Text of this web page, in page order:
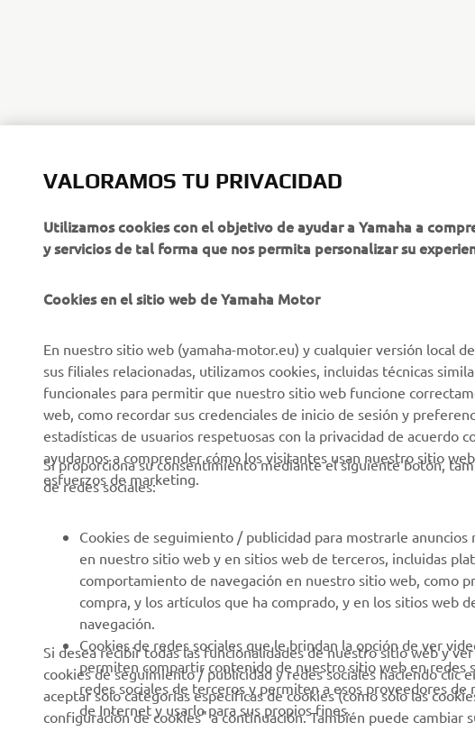
Sobre nosotros
Eventos
Catálogos
Conviértase en
Política de derechos
humanos
Política Básica de
Sostenibilidad
Canal de denuncias
Informe Público País por
País
NEO's Delivery
Golf / Buggys B2B
Equipos de Intervención
Autoescuelas
Robotics
Portal de Información
técnica para reparadores
independientes
Ficha de datos de
VALORAMOS TU PRIVACIDAD
Utilizamos cookies con el objetivo de ayudar a Yamaha a
y servicios de tal forma que nos permita personalizar su
Cookies en el sitio web de Yamaha Motor
En nuestro sitio web (yamaha-motor.eu) y cualquier versión local
sus filiales relacionadas, utilizamos cookies, incluidas técnicas
funcionales para permitir que nuestro sitio web funcione
web, como recordar sus credenciales de inicio de sesión y
estadísticas de usuarios respetuosas con la privacidad de acuerdo
ayudarnos a comprender cómo los visitantes usan nuestro sitio
esfuerzos de marketing.
Si proporciona su consentimiento mediante el siguiente botón,
de redes sociales:
Cookies de seguimiento / publicidad para mostrarle
en nuestro sitio web y en sitios web de terceros, incluidas
comportamiento de navegación en nuestro sitio web, como
compra, y los artículos que ha comprado, y en los sitios web
navegación.
Cookies de redes sociales que le brindan la opción de ver
permiten compartir contenido de nuestro sitio web en redes
redes sociales de terceros y permiten a esos proveedores
de Internet y usarlo para sus propios fines.
Si desea recibir todas las funcionalidades de nuestro sitio web y
cookies de seguimiento / publicidad y redes sociales haciendo clic
aceptar solo categorías específicas de cookies (como solo las
configuración de cookies" a continuación. También puede